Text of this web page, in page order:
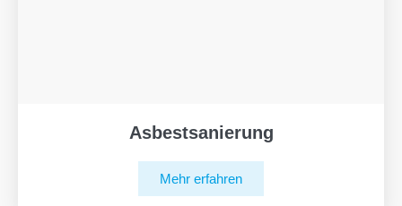
Asbestsanierung
Mehr erfahren